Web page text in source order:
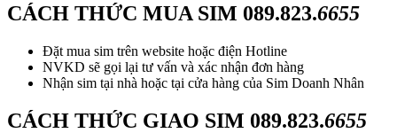
CÁCH THỨC MUA SIM 089.823.6655
Đặt mua sim trên website hoặc điện Hotline
NVKD sẽ gọi lại tư vấn và xác nhận đơn hàng
Nhận sim tại nhà hoặc tại cửa hàng của Sim Doanh Nhân
CÁCH THỨC GIAO SIM 089.823.6655